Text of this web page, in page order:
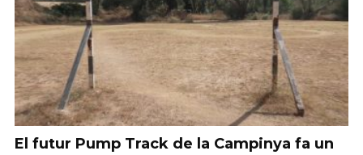
El futur Pump Track de la Campinya fa un